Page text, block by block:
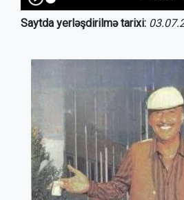
Saytda yerləşdirilmə tarixi: